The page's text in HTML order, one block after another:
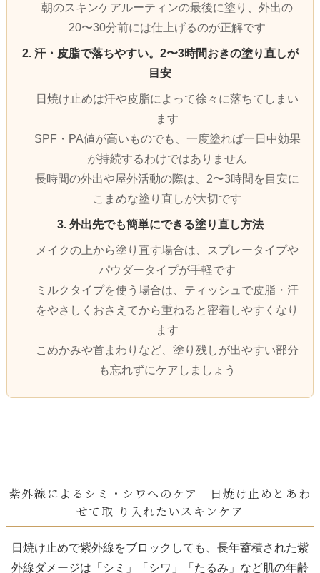
朝のスキンケアルーティンの最後に塗り、外出の
20〜30分前には仕上げるのが正解です
2. 汗・皮脂で落ちやすい。2〜3時間おきの塗り直しが
目安
日焼け止めは汗や皮脂によって徐々に落ちてしまい
ます
SPF・PA値が高いものでも、一度塗れば一日中効果
が持続するわけではありません
長時間の外出や屋外活動の際は、2〜3時間を目安に
こまめな塗り直しが大切です
3. 外出先でも簡単にできる塗り直し方法
メイクの上から塗り直す場合は、スプレータイプや
パウダータイプが手軽です
ミルクタイプを使う場合は、ティッシュで皮脂・汗
をやさしくおさえてから重ねると密着しやすくなり
ます
こめかみや首まわりなど、塗り残しが出やすい部分
も忘れずにケアしましょう
紫外線によるシミ・シワへのケア｜日焼け止めとあわ
せて取 り入れたいスキンケア
日焼け止めで紫外線をブロックしても、長年蓄積された紫
外線ダメージは「シミ」「シワ」「たるみ」など肌の年齢